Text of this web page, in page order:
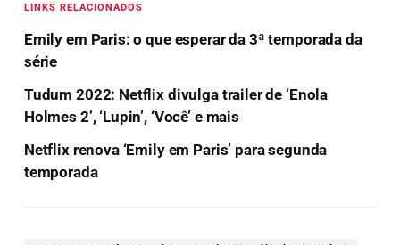
LINKS RELACIONADOS
Emily em Paris: o que esperar da 3ª temporada da
série
Tudum 2022: Netflix divulga trailer de ‘Enola
Holmes 2’, ‘Lupin’, ‘Você’ e mais
Netflix renova ‘Emily em Paris’ para segunda
temporada